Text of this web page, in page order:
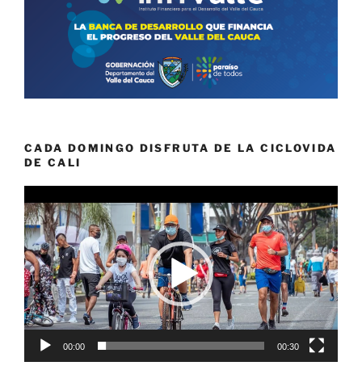
CADA DOMINGO DISFRUTA DE LA CICLOVIDA
DE CALI
de
vídeo
00:00 00:30